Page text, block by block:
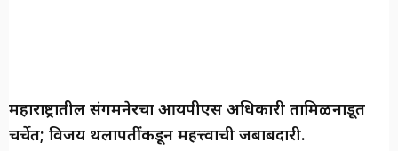
महाराष्ट्रातील संगमनेरचा आयपीएस अधिकारी तामिळनाडूत
चर्चेत; विजय थलापतींकडून महत्त्वाची जबाबदारी.